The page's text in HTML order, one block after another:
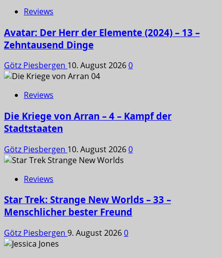
Reviews
Avatar: Der Herr der Elemente (2024) – 13 –
Zehntausend Dinge
Götz Piesbergen 10. August 20260
Reviews
Die Kriege von Arran – 4 – Kampf der
Stadtstaaten
Götz Piesbergen 10. August 20260
Reviews
Star Trek: Strange New Worlds – 33 –
Menschlicher bester Freund
Götz Piesbergen 9. August 20260